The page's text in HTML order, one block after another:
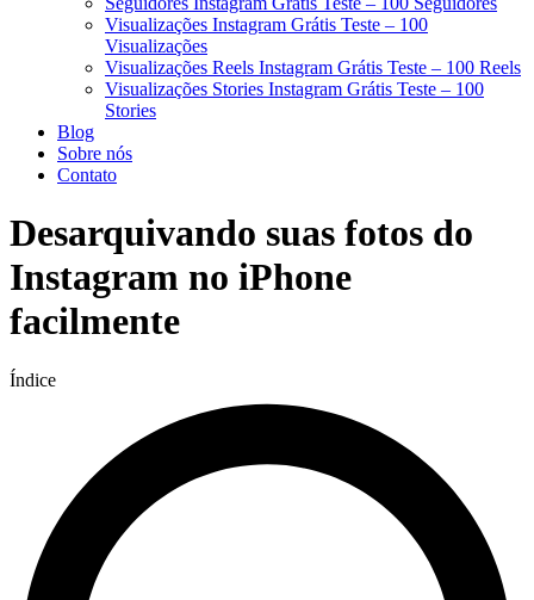
Visualizações Instagram Grátis Teste – 100
Visualizações
Visualizações Reels Instagram Grátis Teste – 100 Reels
Visualizações Stories Instagram Grátis Teste – 100
Stories
Blog
Sobre nós
Contato
Desarquivando suas fotos do
Instagram no iPhone
facilmente
Índice